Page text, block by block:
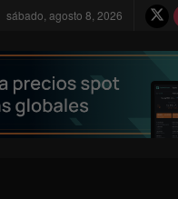
sábado, agosto 8, 2026